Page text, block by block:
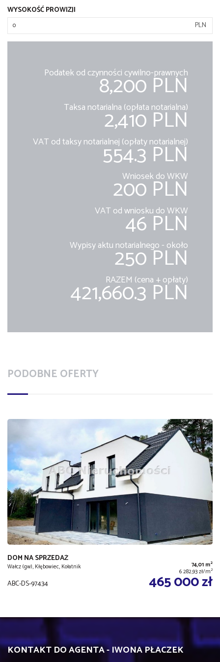
WYSOKOŚĆ PROWIZJI
PLN
Podatek od czynności cywilno-prawnych
8,200 PLN
Taksa notarialna (opłata notarialna)
2,410 PLN
VAT od taksy notarialnej (opłaty notarialnej)
554.3 PLN
Wniosek do WKW
200 PLN
VAT od wniosku do WKW
46 PLN
Wypisy aktu notarialnego - około
250 PLN
RAZEM (cena + opłaty)
421,660.3 PLN
PODOBNE OFERTY
DOM NA SPRZEDAŻ
Wałcz (gw), Kłębowiec, Kołatnik 74,01 m2
6 282,93 zł/m2
ABC-DS-97434 465 000 zł
KONTAKT DO AGENTA - IWONA PŁACZEK